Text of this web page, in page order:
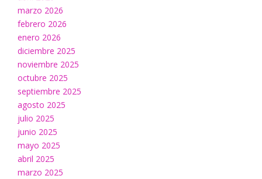
marzo 2026
febrero 2026
enero 2026
diciembre 2025
noviembre 2025
octubre 2025
septiembre 2025
agosto 2025
julio 2025
junio 2025
mayo 2025
abril 2025
marzo 2025